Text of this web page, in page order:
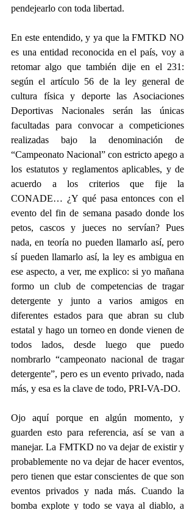
pendejearlo con toda libertad.
En este entendido, y ya que la FMTKD NO
es una entidad reconocida en el país, voy a
retomar algo que también dije en el 231:
según el artículo 56 de la ley general de
cultura física y deporte las Asociaciones
Deportivas Nacionales serán las únicas
facultadas para convocar a competiciones
realizadas bajo la denominación de
“Campeonato Nacional” con estricto apego a
los estatutos y reglamentos aplicables, y de
acuerdo a los criterios que fije la
CONADE… ¿Y qué pasa entonces con el
evento del fin de semana pasado donde los
petos, cascos y jueces no servían? Pues
nada, en teoría no pueden llamarlo así, pero
sí pueden llamarlo así, la ley es ambigua en
ese aspecto, a ver, me explico: si yo mañana
formo un club de competencias de tragar
detergente y junto a varios amigos en
diferentes estados para que abran su club
estatal y hago un torneo en donde vienen de
todos lados, desde luego que puedo
nombrarlo “campeonato nacional de tragar
detergente”, pero es un evento privado, nada
más, y esa es la clave de todo, PRI-VA-DO.
Ojo aquí porque en algún momento, y
guarden esto para referencia, así se van a
manejar. La FMTKD no va dejar de existir y
probablemente no va dejar de hacer eventos,
pero tienen que estar conscientes de que son
eventos privados y nada más. Cuando la
bomba explote y todo se vaya al diablo, a